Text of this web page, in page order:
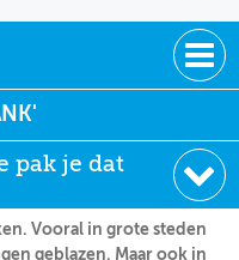
pak je dat
Vooral in grote steden
geblazen. Maar ook in